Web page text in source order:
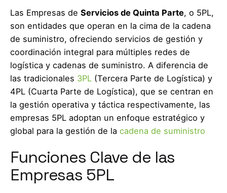
Las Empresas de Servicios de Quinta Parte, o 5PL,
son entidades que operan en la cima de la cadena
de suministro, ofreciendo servicios de gestión y
coordinación integral para múltiples redes de
logística y cadenas de suministro. A diferencia de
las tradicionales 3PL (Tercera Parte de Logística) y
4PL (Cuarta Parte de Logística), que se centran en
la gestión operativa y táctica respectivamente, las
empresas 5PL adoptan un enfoque estratégico y
global para la gestión de la cadena de suministro
Funciones Clave de las
Empresas 5PL